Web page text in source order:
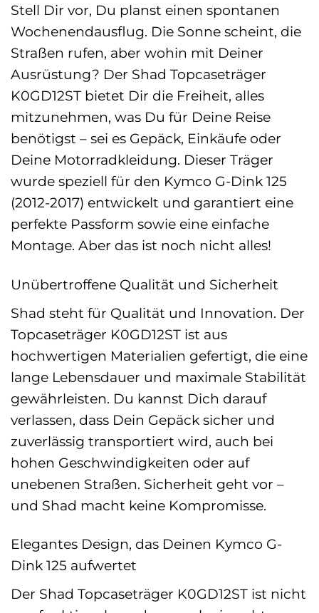
Stell Dir vor, Du planst einen spontanen
Wochenendausflug. Die Sonne scheint, die
Straßen rufen, aber wohin mit Deiner
Ausrüstung? Der Shad Topcaseträger
K0GD12ST bietet Dir die Freiheit, alles
mitzunehmen, was Du für Deine Reise
benötigst – sei es Gepäck, Einkäufe oder
Deine Motorradkleidung. Dieser Träger
wurde speziell für den Kymco G-Dink 125
(2012-2017) entwickelt und garantiert eine
perfekte Passform sowie eine einfache
Montage. Aber das ist noch nicht alles!
Unübertroffene Qualität und Sicherheit
Shad steht für Qualität und Innovation. Der
Topcaseträger K0GD12ST ist aus
hochwertigen Materialien gefertigt, die eine
lange Lebensdauer und maximale Stabilität
gewährleisten. Du kannst Dich darauf
verlassen, dass Dein Gepäck sicher und
zuverlässig transportiert wird, auch bei
hohen Geschwindigkeiten oder auf
unebenen Straßen. Sicherheit geht vor –
und Shad macht keine Kompromisse.
Elegantes Design, das Deinen Kymco G-
Dink 125 aufwertet
Der Shad Topcaseträger K0GD12ST ist nicht